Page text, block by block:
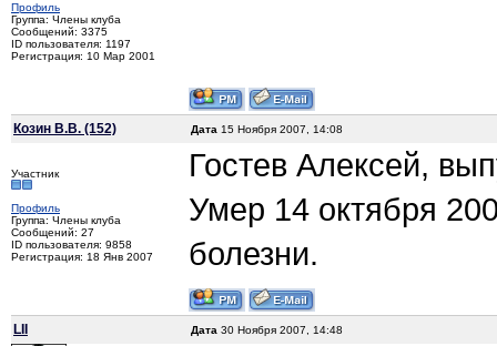
Профиль
Группа: Члены клуба
Сообщений: 3375
ID пользователя: 1197
Регистрация: 10 Мар 2001
Козин В.В. (152) Дата 15 Ноября 2007, 14:08
Участник
Профиль
Группа: Члены клуба
Сообщений: 27
ID пользователя: 9858
Регистрация: 18 Янв 2007
Гостев Алексей,
Умер 14 октября
болезни.
LII Дата 30 Ноября 2007, 14:48